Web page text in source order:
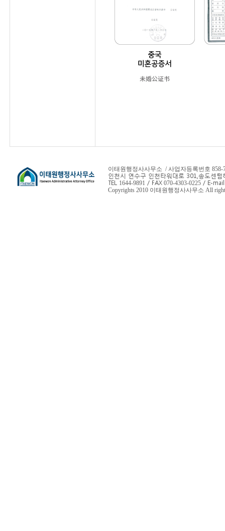
이태원행정사사무소 / 사업자등록번호 858-
인천시 연수구 인천타워대로 301,송도센텀
TEL 1644-9891 / FAX 070-4303-0225 / E-
Copyrights 2010 이태원행정사사무소 All